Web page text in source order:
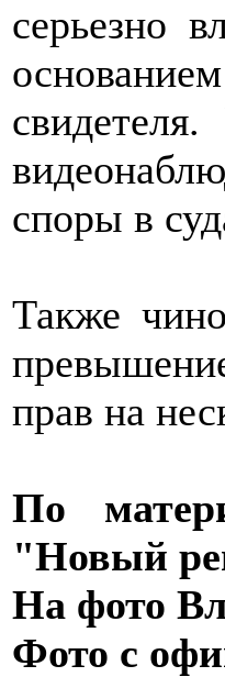
серьезно
споры в
Также
прав на
По
"Новый
На фото
Фото с